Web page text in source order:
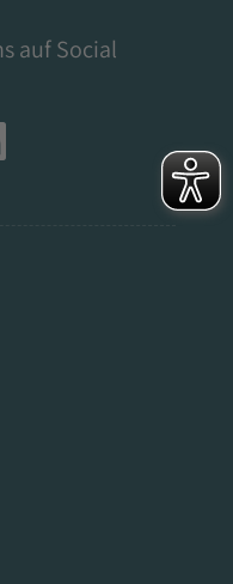
auf Social